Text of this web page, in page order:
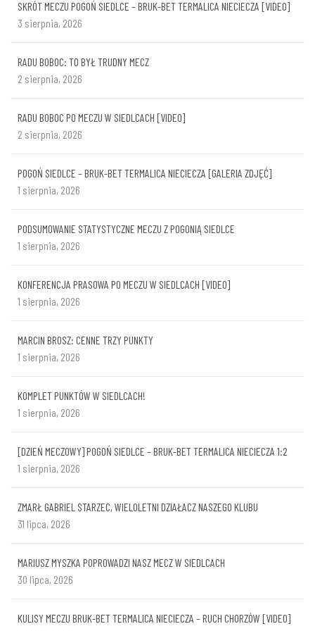
SKRÓT MECZU POGOŃ SIEDLCE – BRUK-BET TERMALICA NIECIECZA [VIDEO]
3 sierpnia, 2026
RADU BOBOC: TO BYŁ TRUDNY MECZ
2 sierpnia, 2026
RADU BOBOC PO MECZU W SIEDLCACH [VIDEO]
2 sierpnia, 2026
POGOŃ SIEDLCE – BRUK-BET TERMALICA NIECIECZA [GALERIA ZDJĘĆ]
1 sierpnia, 2026
PODSUMOWANIE STATYSTYCZNE MECZU Z POGONIĄ SIEDLCE
1 sierpnia, 2026
KONFERENCJA PRASOWA PO MECZU W SIEDLCACH [VIDEO]
1 sierpnia, 2026
MARCIN BROSZ: CENNE TRZY PUNKTY
1 sierpnia, 2026
KOMPLET PUNKTÓW W SIEDLCACH!
1 sierpnia, 2026
[DZIEŃ MECZOWY] POGOŃ SIEDLCE – BRUK-BET TERMALICA NIECIECZA 1:2
1 sierpnia, 2026
ZMARŁ GABRIEL STARZEC, WIELOLETNI DZIAŁACZ NASZEGO KLUBU
31 lipca, 2026
MARIUSZ MYSZKA POPROWADZI NASZ MECZ W SIEDLCACH
30 lipca, 2026
KULISY MECZU BRUK-BET TERMALICA NIECIECZA – RUCH CHORZÓW [VIDEO]